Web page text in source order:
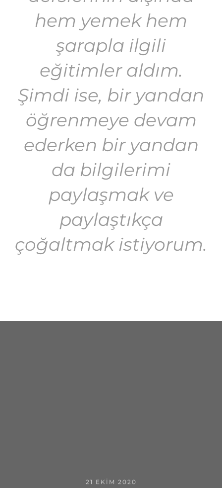
hem yemek hem
şarapla ilgili
eğitimler aldım.
Şimdi ise, bir yandan
öğrenmeye devam
ederken bir yandan
da bilgilerimi
paylaşmak ve
paylaştıkça
çoğaltmak istiyorum.
21 EKIM 2020